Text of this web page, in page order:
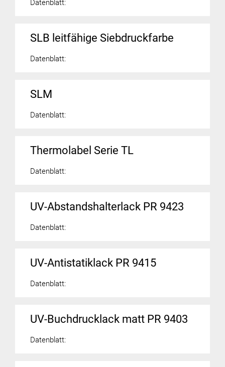
Datenblatt:
SLB leitfähige Siebdruckfarbe
Datenblatt:
SLM
Datenblatt:
Thermolabel Serie TL
Datenblatt:
UV-Abstandshalterlack PR 9423
Datenblatt:
UV-Antistatiklack PR 9415
Datenblatt:
UV-Buchdrucklack matt PR 9403
Datenblatt: